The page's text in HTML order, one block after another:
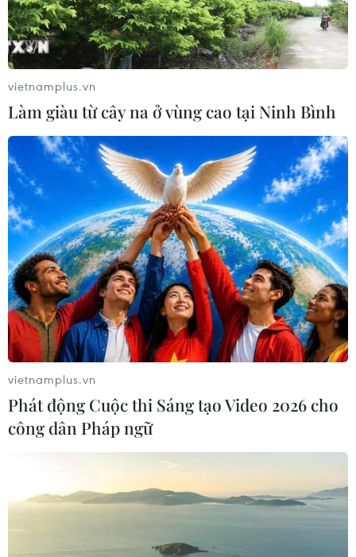
Giá dầu thế giới "về bờ" khi lo ngại đàm
phán hạt nhân Mỹ-Iran gia tăng
24/05/2025 11:57
Chốt phiên giao dịch ngày 23/5, giá dầu Brent tăng 34
xu Mỹ, tương đương 0,54%, lên 64,78 USD/thùng, trong
USD/thùng.
vietnamplus.vn
Làm giàu từ cây na ở vùng cao tại Ninh Bình
vietnamplus.vn
Phát động Cuộc thi Sáng tạo Video 2026 cho
công dân Pháp ngữ